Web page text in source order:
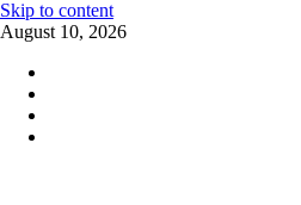
Skip to content
August 10, 2026